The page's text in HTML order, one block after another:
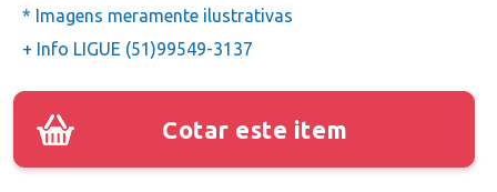
* Imagens meramente ilustrativas
+ Info LIGUE (51)99549-3137
Cotar este item